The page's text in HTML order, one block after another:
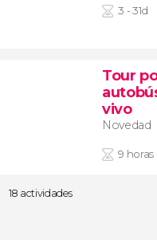
3 - 31d
Tour
vivo
Novedad
9 horas
18 actividades